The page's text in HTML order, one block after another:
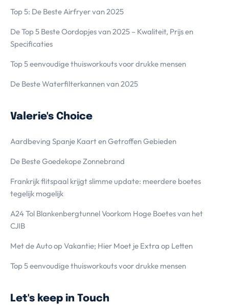
Top 5: De Beste Airfryer van 2025
De Top 5 Beste Oordopjes van 2025 – Kwaliteit, Prijs en
Specificaties
Top 5 eenvoudige thuisworkouts voor drukke mensen
De Beste Waterfilterkannen van 2025
Valerie's Choice
Aardbeving Spanje Kaart en Getroffen Gebieden
De Beste Goedekope Zonnebrand
Frankrijk flitspaal krijgt slimme update: meerdere boetes
tegelijk mogelijk
A24 Tol Blankenbergtunnel Voorkom Hoge Boetes van het
CJIB
Met de Auto op Vakantie; Hier Moet je Extra op Letten
Top 5 eenvoudige thuisworkouts voor drukke mensen
Let's keep in Touch